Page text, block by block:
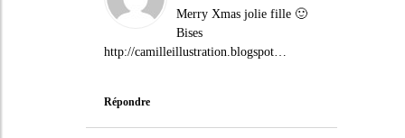
Merry Xmas jolie fille 🙂
Bises
http://camilleillustration.blogspot…
Répondre